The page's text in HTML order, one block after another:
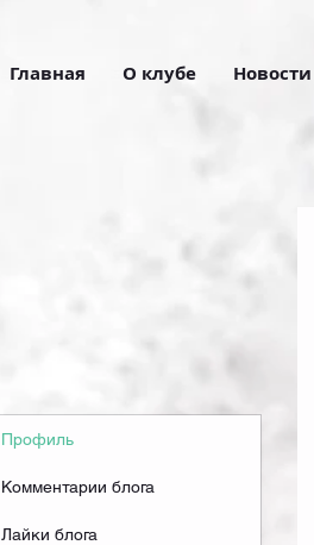
Главная О клубе Новости
Профиль
Комментарии блога
Лайки блога